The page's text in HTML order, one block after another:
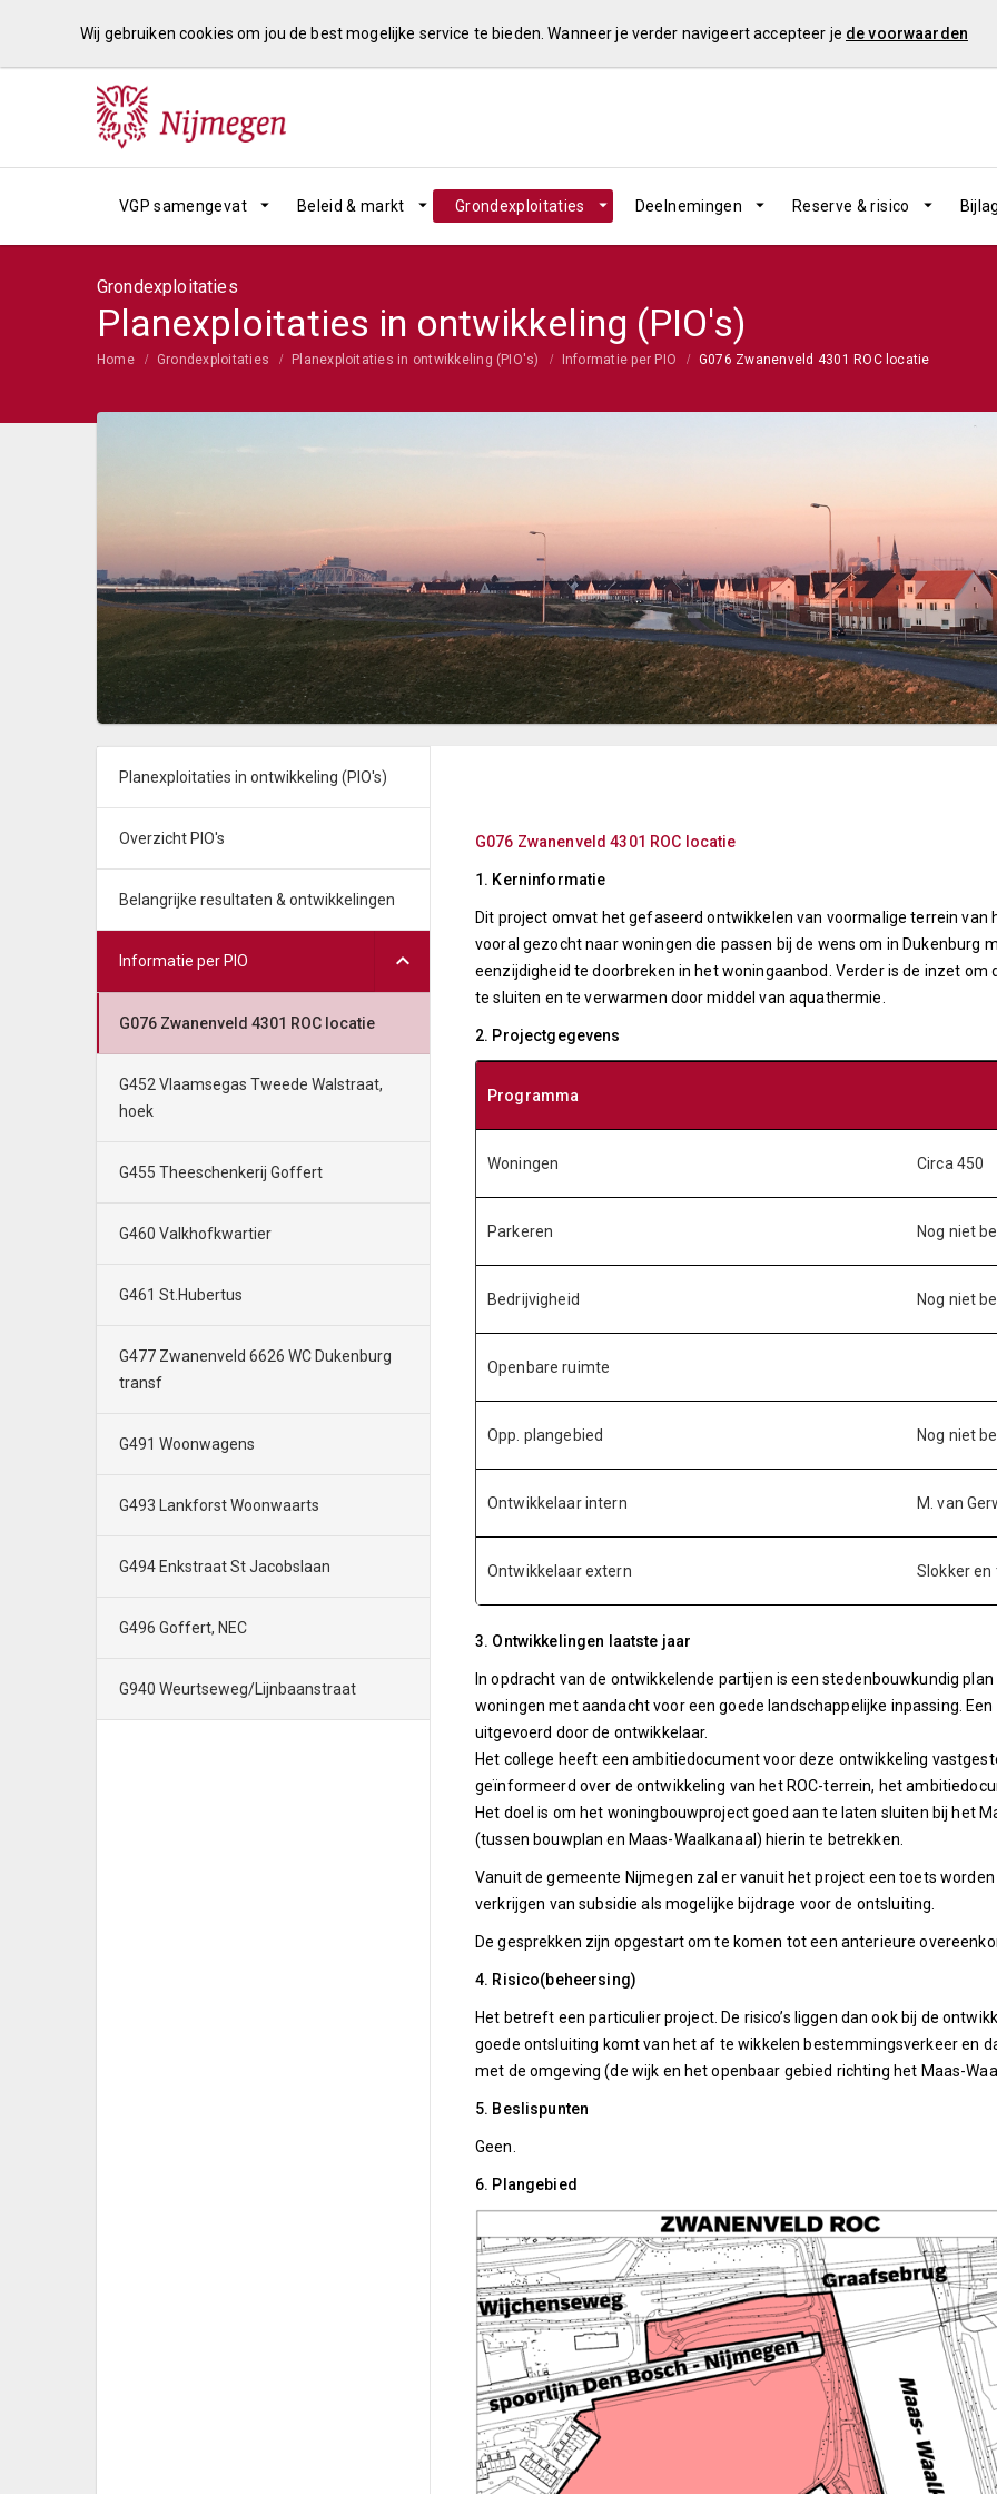
Wij gebruiken cookies om jou de best mogelijke service te bieden. Wanneer je verder navigeert accepteer je de voorwaarden
VGP samengevat Beleid & markt Grondexploitaties Deelnemingen Reserve & risico
Grondexploitaties
Planexploitaties in ontwikkeling (PIO's)
Home Grondexploitaties Planexploitaties in ontwikkeling (PIO's) Informatie per PIO G076 Zwanenveld 4301 ROC locatie
Planexploitaties in ontwikkeling (PIO's)
Overzicht PIO's
Belangrijke resultaten & ontwikkelingen
Informatie per PIO
G076 Zwanenveld 4301 ROC locatie
G452 Vlaamsegas Tweede Walstraat,
hoek
G455 Theeschenkerij Goffert
G460 Valkhofkwartier
G461 St.Hubertus
G477 Zwanenveld 6626 WC Dukenburg
transf
G491 Woonwagens
G493 Lankforst Woonwaarts
G494 Enkstraat St Jacobslaan
G496 Goffert, NEC
G940 Weurtseweg/Lijnbaanstraat
G076 Zwanenveld 4301 ROC locatie
1. Kerninformatie
Dit project omvat het gefaseerd ontwikkelen van voormalige terrein van
vooral gezocht naar woningen die passen bij de wens om in Dukenburg
eenzijdigheid te doorbreken in het woningaanbod. Verder is de inzet
te sluiten en te verwarmen door middel van aquathermie.
2. Projectgegevens
Programma
Woningen Circa 450
Parkeren Nog niet
Bedrijvigheid Nog niet
Openbare ruimte
Opp. plangebied Nog niet
Ontwikkelaar intern M. van
Ontwikkelaar extern Slokker en
3. Ontwikkelingen laatste jaar
In opdracht van de ontwikkelende partijen is een stedenbouwkundig
woningen met aandacht voor een goede landschappelijke inpassing.
uitgevoerd door de ontwikkelaar.
Het college heeft een ambitiedocument voor deze ontwikkeling
geïnformeerd over de ontwikkeling van het ROC-terrein, het
Het doel is om het woningbouwproject goed aan te laten sluiten bij het
(tussen bouwplan en Maas-Waalkanaal) hierin te betrekken.
Vanuit de gemeente Nijmegen zal er vanuit het project een toets
verkrijgen van subsidie als mogelijke bijdrage voor de ontsluiting.
De gesprekken zijn opgestart om te komen tot een anterieure
4. Risico(beheersing)
Het betreft een particulier project. De risico’s liggen dan ook bij de
goede ontsluiting komt van het af te wikkelen bestemmingsverkeer en
met de omgeving (de wijk en het openbaar gebied richting het Maas-
5. Beslispunten
Geen.
6. Plangebied